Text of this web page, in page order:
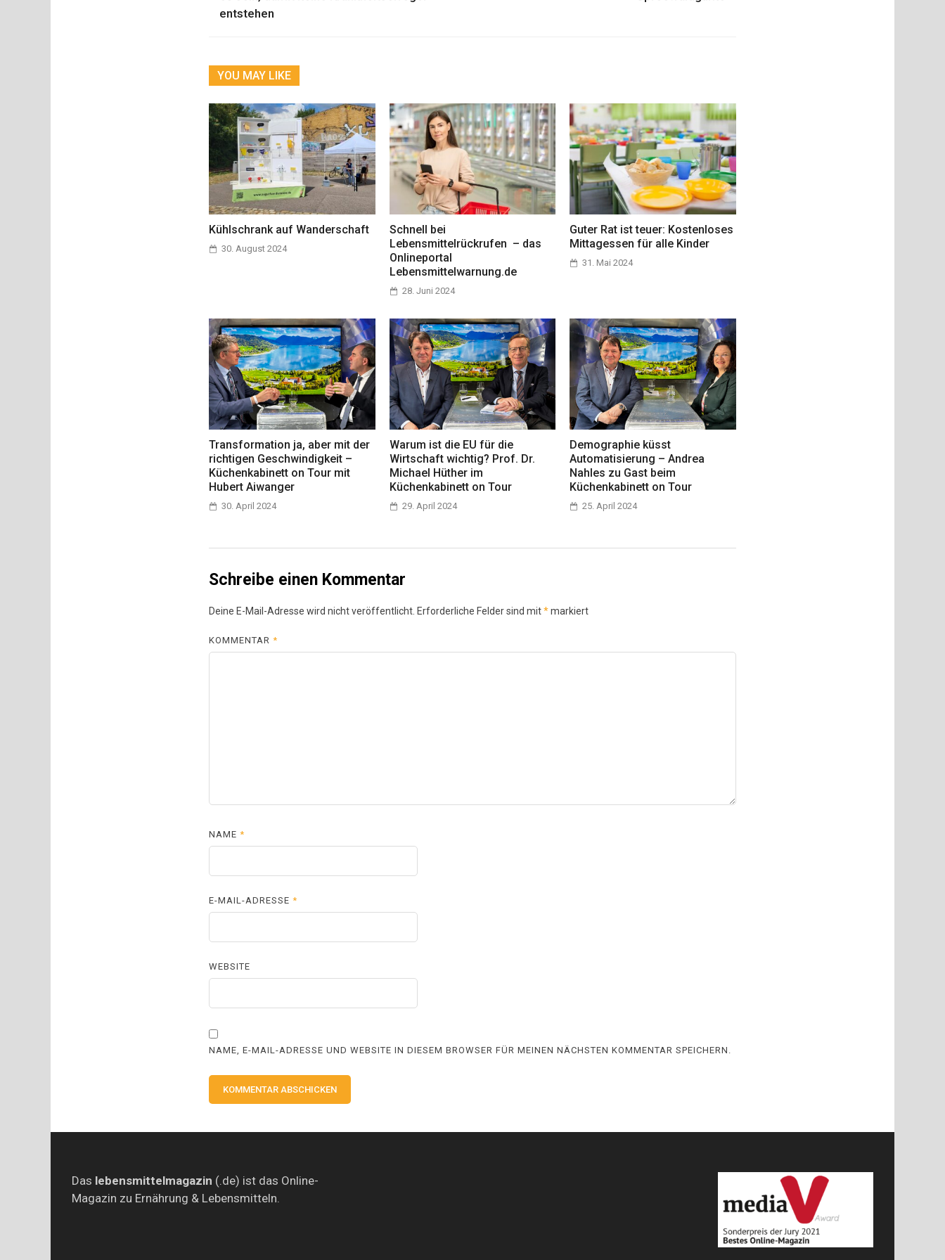
entstehen
YOU MAY LIKE
Kühlschrank auf Wanderschaft
30. August 2024
Schnell bei
Lebensmittelrückrufen – das
Onlineportal
Lebensmittelwarnung.de
28. Juni 2024
Guter Rat ist teuer: Kostenloses
Mittagessen für alle Kinder
31. Mai 2024
Transformation ja, aber mit der
richtigen Geschwindigkeit –
Küchenkabinett on Tour mit
Hubert Aiwanger
30. April 2024
Warum ist die EU für die
Wirtschaft wichtig? Prof. Dr.
Michael Hüther im
Küchenkabinett on Tour
29. April 2024
Demographie küsst
Automatisierung – Andrea
Nahles zu Gast beim
Küchenkabinett on Tour
25. April 2024
Schreibe einen Kommentar
Deine E-Mail-Adresse wird nicht veröffentlicht. Erforderliche Felder sind mit*markiert
KOMMENTAR*
NAME*
E-MAIL-ADRESSE*
WEBSITE
NAME, E-MAIL-ADRESSE UND WEBSITE IN DIESEM BROWSER FÜR MEINEN NÄCHSTEN KOMMENTAR SPEICHERN.
Das lebensmittelmagazin (.de) ist das Online-
Magazin zu Ernährung & Lebensmitteln.